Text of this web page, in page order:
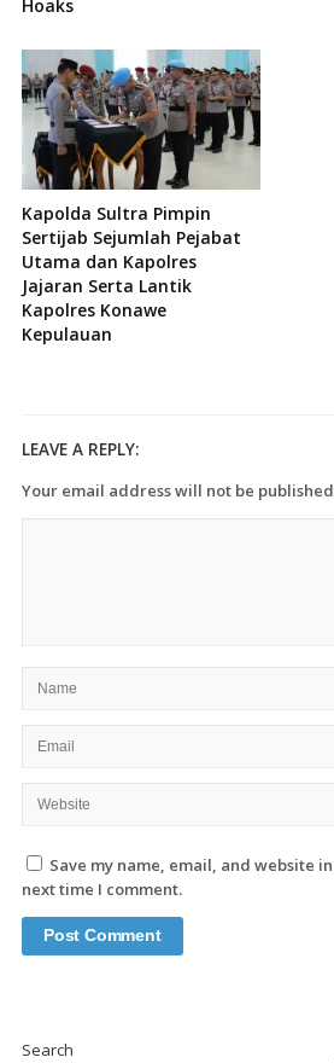
Hoaks
Kapolda Sultra Pimpin
Sertijab Sejumlah Pejabat
Utama dan Kapolres
Jajaran Serta Lantik
Kapolres Konawe
Kepulauan
LEAVE A REPLY:
Your email address will not be
Save my name, email, and website
next time I comment.
Search